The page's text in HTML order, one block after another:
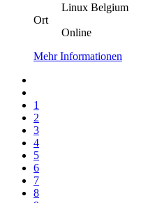
Linux Belgium
Ort
Online
Mehr Informationen
1
2
3
4
5
6
7
8